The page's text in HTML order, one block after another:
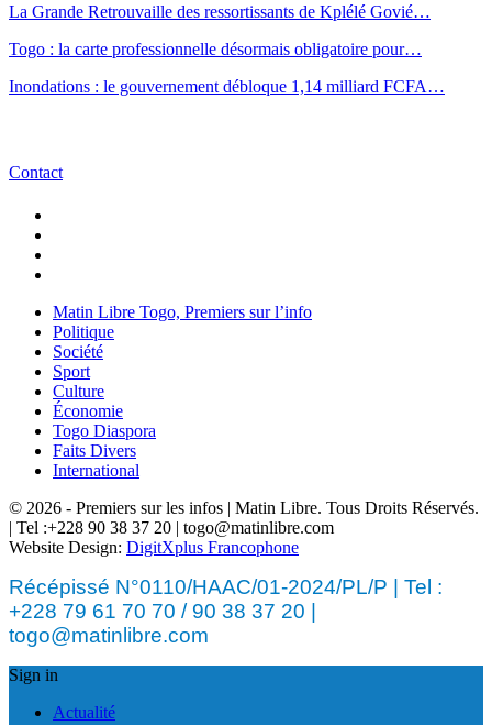
La Grande Retrouvaille des ressortissants de Kplélé Govié…
Togo : la carte professionnelle désormais obligatoire pour…
Inondations : le gouvernement débloque 1,14 milliard FCFA…
Contact
Matin Libre Togo, Premiers sur l’info
Politique
Société
Sport
Culture
Économie
Togo Diaspora
Faits Divers
International
© 2026 - Premiers sur les infos | Matin Libre. Tous Droits Réservés.
| Tel :+228 90 38 37 20 | togo@matinlibre.com
Website Design: DigitXplus Francophone
Récépissé N°0110/HAAC/01-2024/PL/P | Tel :
+228 79 61 70 70 / 90 38 37 20 |
togo@matinlibre.com
Sign in
Actualité